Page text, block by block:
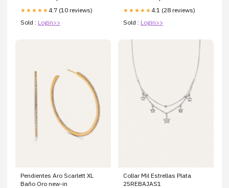
★★★★★ 4.7 (10 reviews)
Sold : Login>>
★★★★★ 4.1 (28 reviews)
Sold : Login>>
Pendientes Aro Scarlett XL
Baño Oro new-in
Collar Mil Estrellas Plata
25REBAJAS1